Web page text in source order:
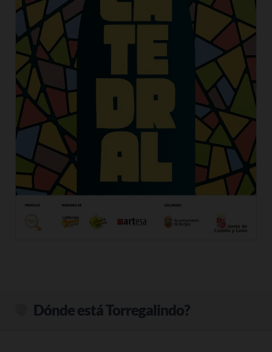
Dónde está Torregalindo?